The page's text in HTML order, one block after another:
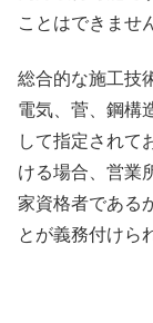
ことはできませ
総合的な施工技
電気、菅、鋼構
して指定されて
ける場合、営業
家資格者である
とが義務付けら